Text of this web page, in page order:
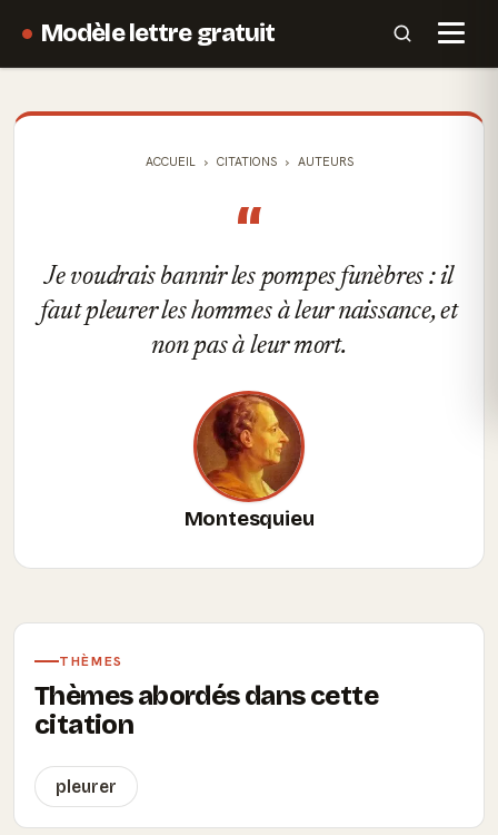
Modèle lettre gratuit
ACCUEIL CITATIONS AUTEURS
“
Je voudrais bannir les pompes funèbres : il
faut pleurer les hommes à leur naissance, et
non pas à leur mort.
Montesquieu
THÈMES
Thèmes abordés dans cette
citation
pleurer